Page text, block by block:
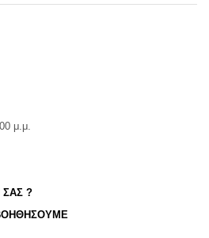
μ.μ.
?